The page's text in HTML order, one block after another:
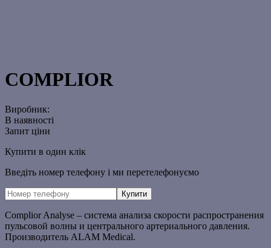
COMPLIOR
Виробник:
В наявності
Запит ціни
Купити в один клік
Введіть номер телефону і ми перетелефонуємо
Complior Analyse – cистема анализа скорости распространения
пульсовой волны и центрального артериального давления.
Производитель ALAM Medical.